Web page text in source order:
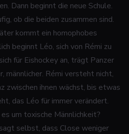
Dann beginnt die neue Schule.
ob die beiden zusammen sind.
kommt ein homophobes
beginnt Léo, sich von Rémi zu
für Eishockey an, trägt Panzer
männlicher. Rémi versteht nicht,
zwischen ihnen wächst, bis etwas
das Léo für immer verändert.
um toxische Männlichkeit?
selbst, dass Close weniger